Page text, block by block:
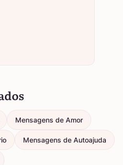
Mensagens de Amor
Mensagens de Autoajuda